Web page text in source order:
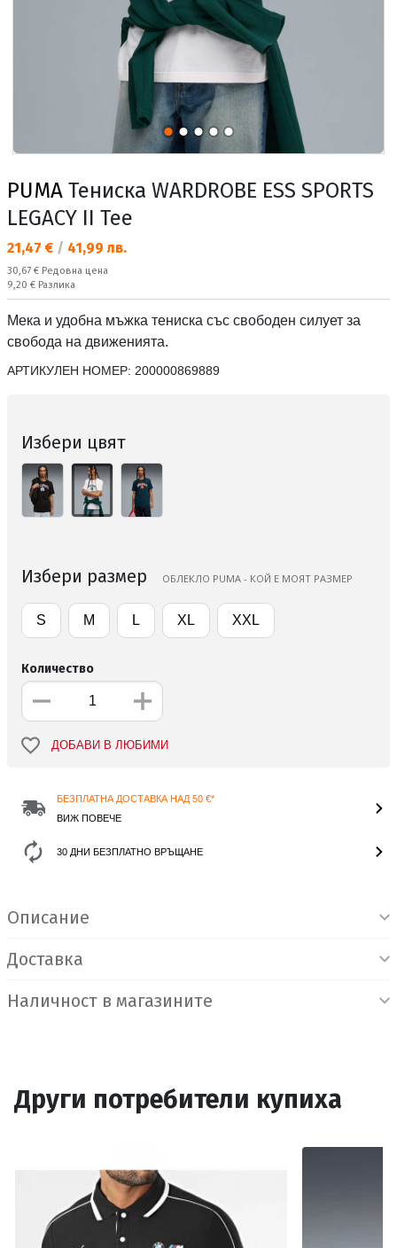
PUMA Тениска WARDROBE ESS SPORTS
LEGACY II Tee
Текуща цена:
21,47 € / 41,99 лв.
Редовна цена:
30,67 € Редовна цена
Спестявате:
9,20 € Разлика
Мека и удобна мъжка тениска със свободен силует за
свобода на движенията.
АРТИКУЛЕН НОМЕР: 200000869889
Избери цвят
Избери размер ОБЛЕКЛО PUMA - КОЙ Е МОЯТ РАЗМЕР
S M L XL XXL
Количество
ДОБАВИ В ЛЮБИМИ
БЕЗПЛАТНА ДОСТАВКА НАД 50 €*
ВИЖ ПОВЕЧЕ
30 ДНИ БЕЗПЛАТНО ВРЪЩАНЕ
Описание
Доставка
Наличност в магазините
Други потребители купиха